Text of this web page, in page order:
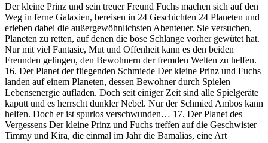
Der kleine Prinz und sein treuer Freund Fuchs machen sich auf den
Weg in ferne Galaxien, bereisen in 24 Geschichten 24 Planeten und
erleben dabei die außergewöhnlichsten Abenteuer. Sie versuchen,
Planeten zu retten, auf denen die böse Schlange vorher gewütet hat.
Nur mit viel Fantasie, Mut und Offenheit kann es den beiden
Freunden gelingen, den Bewohnern der fremden Welten zu helfen.
16. Der Planet der fliegenden Schmiede Der kleine Prinz und Fuchs
landen auf einem Planeten, dessen Bewohner durch Spielen
Lebensenergie aufladen. Doch seit einiger Zeit sind alle Spielgeräte
kaputt und es herrscht dunkler Nebel. Nur der Schmied Ambos kann
helfen. Doch er ist spurlos verschwunden… 17. Der Planet des
Vergessens Der kleine Prinz und Fuchs treffen auf die Geschwister
Timmy und Kira, die einmal im Jahr die Bamalias, eine Art